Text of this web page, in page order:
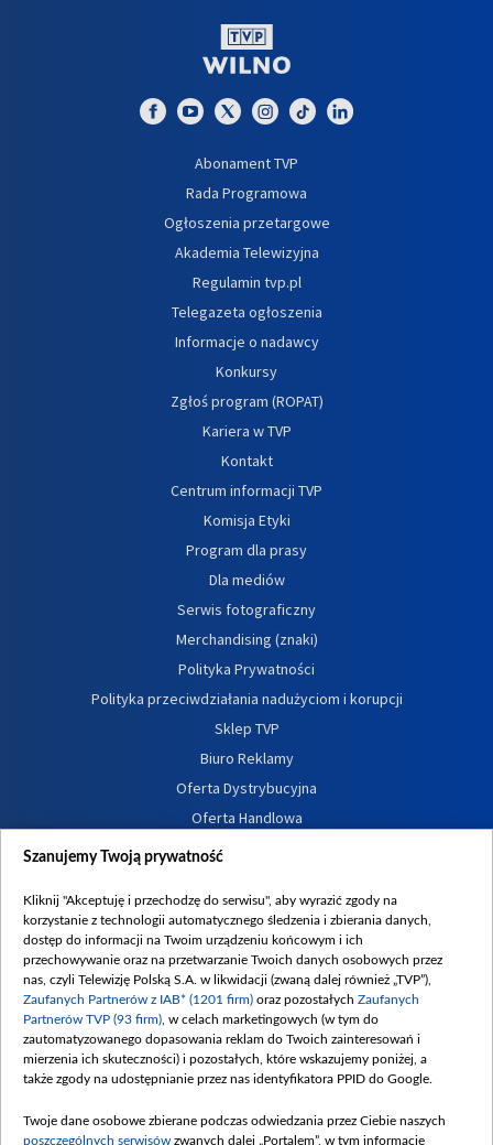
Abonament TVP
Rada Programowa
Ogłoszenia przetargowe
Akademia Telewizyjna
Regulamin tvp.pl
Telegazeta ogłoszenia
Informacje o nadawcy
Konkursy
Zgłoś program (ROPAT)
Kariera w TVP
Kontakt
Centrum informacji TVP
Komisja Etyki
Program dla prasy
Dla mediów
Serwis fotograficzny
Merchandising (znaki)
Polityka Prywatności
Polityka przeciwdziałania nadużyciom i korupcji
Sklep TVP
Biuro Reklamy
Oferta Dystrybucyjna
Oferta Handlowa
Dostępność
Procedura zgłoszeń wewnętrznych
Szanujemy Twoją prywatność
Kliknij "Akceptuję i przechodzę do serwisu", aby wyrazić zgody na
korzystanie z technologii automatycznego śledzenia i zbierania danych,
dostęp do informacji na Twoim urządzeniu końcowym i ich
przechowywanie oraz na przetwarzanie Twoich danych osobowych przez
nas, czyli Telewizję Polską S.A. w likwidacji (zwaną dalej również „TVP”),
Zaufanych Partnerów z IAB* (1201 firm) oraz pozostałych Zaufanych
Partnerów TVP (93 firm) , w celach marketingowych (w tym do
zautomatyzowanego dopasowania reklam do Twoich zainteresowań i
mierzenia ich skuteczności) i pozostałych, które wskazujemy poniżej, a
także zgody na udostępnianie przez nas identyfikatora PPID do Google.
Twoje dane osobowe zbierane podczas odwiedzania przez Ciebie naszych
poszczególnych serwisów zwanych dalej „Portalem”, w tym informacje